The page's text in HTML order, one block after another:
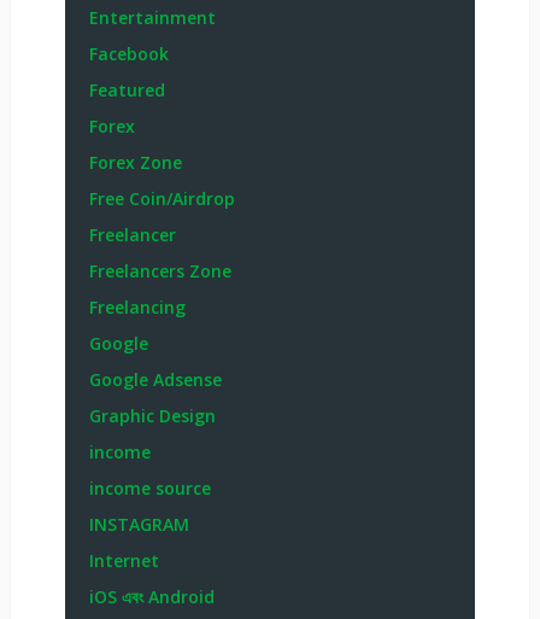
Entertainment
Facebook
Featured
Forex
Forex Zone
Free Coin/Airdrop
Freelancer
Freelancers Zone
Freelancing
Google
Google Adsense
Graphic Design
income
income source
INSTAGRAM
Internet
iOS এবং Android